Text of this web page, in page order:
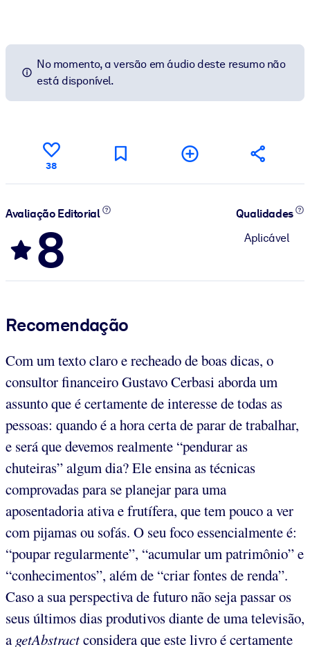
No momento, a versão em áudio deste resumo não
está disponível.
38
Avaliação Editorial
8
Qualidades
Aplicável
Recomendação
Com um texto claro e recheado de boas dicas, o
consultor financeiro Gustavo Cerbasi aborda um
assunto que é certamente de interesse de todas as
pessoas: quando é a hora certa de parar de trabalhar,
e será que devemos realmente “pendurar as
chuteiras” algum dia? Ele ensina as técnicas
comprovadas para se planejar para uma
aposentadoria ativa e frutífera, que tem pouco a ver
com pijamas ou sofás. O seu foco essencialmente é:
“poupar regularmente”, “acumular um patrimônio” e
“conhecimentos”, além de “criar fontes de renda”.
Caso a sua perspectiva de futuro não seja passar os
seus últimos dias produtivos diante de uma televisão,
a getAbstractconsidera que este livro é certamente